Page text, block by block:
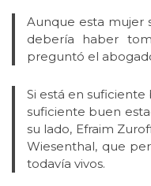
Aunque esta mujer
debería haber
preguntó el
Si está en suficiente
suficiente buen
su lado, Efraim
Wiesenthal, que
todavía vivos.